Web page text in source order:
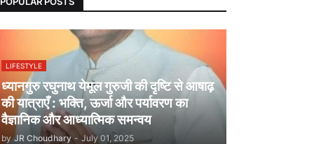
LIFESTYLE
ध्यानगुरु रघुनाथ येमूल गुरुजी की दृष्टि से आषाढ़
की यात्राएँ : भक्ति, ऊर्जा और पर्यावरण का
वैज्ञानिक और आध्यात्मिक समन्वय
by JR Choudhary - July 01, 2025